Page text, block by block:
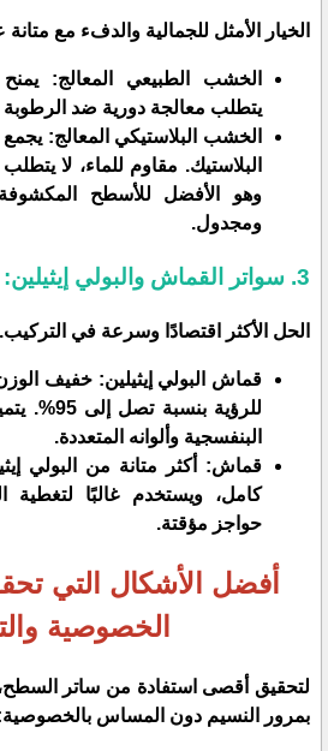
​الخيار الأمثل للجمالية والدفء مع متانة
​الخشب الطبيعي المعالج:
يتطلب معالجة دورية ضد
​الخشب البلاستيكي المعالج:
البلاستيك. مقاوم للماء، لا يتطلب
وهو الأفضل للأسطح
ومجدول.
​3. سواتر القماش والبولي إيثيلين:
​الحل الأكثر اقتصادًا وسرعة في التركيب.
​قماش البولي إيثيلين: خفيف
للرؤية
البنفسجية وألوانه المتعددة.
​قماش: أكثر متانة من البولي
كامل، ويستخدم غالبًا لتغطية
حواجز مؤقتة.
أفضل الأشكال التي
الخصوصية
​لتحقيق أقصى استفادة من ساتر
بمرور النسيم دون المساس